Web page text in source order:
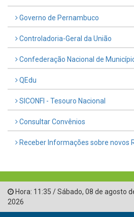
Governo de Pernambuco
Controladoria-Geral da União
Confederação Nacional de
QEdu
SICONFI - Tesouro Nacional
Consultar Convênios
Receber Informações sobre novos
Hora: 11:35 /Sábado, 08 de agosto
2026